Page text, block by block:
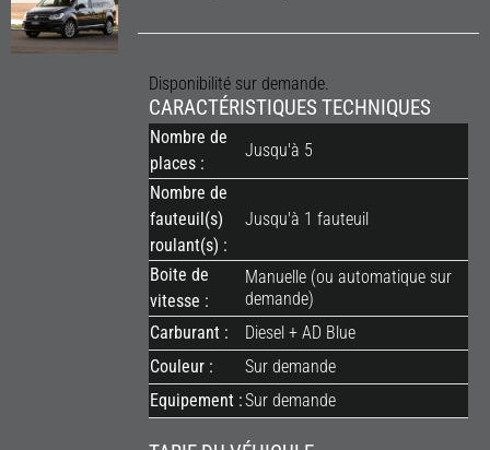
Disponibilité sur demande.
CARACTÉRISTIQUES TECHNIQUES
Nombre de
places :
Jusqu'à 5
Nombre de
fauteuil(s)
roulant(s) :
Jusqu'à 1 fauteuil
Boite de
vitesse :
Manuelle (ou automatique sur
demande)
Carburant :
Diesel + AD Blue
Couleur :
Sur demande
Equipement :Sur demande